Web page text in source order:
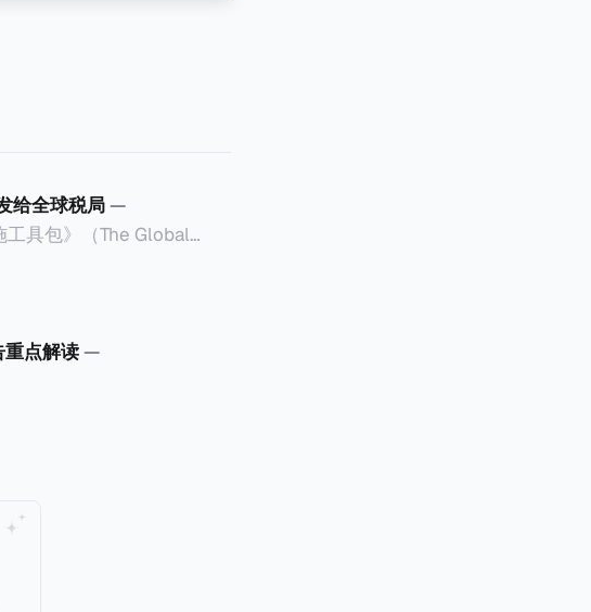
给全球税局—
具包》（The Global
制定者提供一套可操作的
健且高效的国内合规框
点解读—